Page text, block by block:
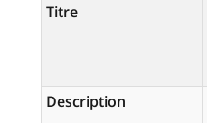
Titre
Description